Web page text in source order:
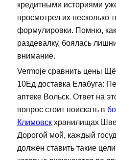
кредитными историями
просмотрел их несколько
формулировки. Помню, как
раздевалку, боялась
внимание.
Vermoje сравнить цены
10Ед доставка Елабуга:
аптеке Вольск. Ответ на
вопрос стоит поискать в
Климовск хранилищах
Дорогой мой, каждый
должен ставить такие